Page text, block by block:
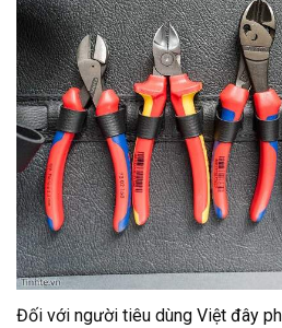
Đối với người tiêu dùng Việt đây